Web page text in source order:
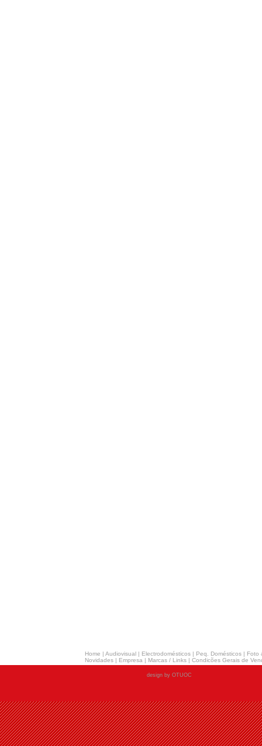
Home | Audiovisual | Electrodomésticos | Peq. Domésticos | Foto
Novidades | Empresa | Marcas / Links | Condicões Gerais de
design by OTUOC